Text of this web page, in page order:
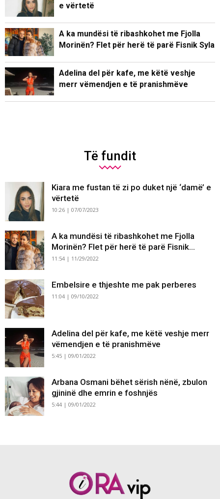
e vërtetë
A ka mundësi të ribashkohet me Fjolla
Morinën? Flet për herë të parë Fisnik Syla
Adelina del për kafe, me këtë veshje
merr vëmendjen e të pranishmëve
Të fundit
Kiara me fustan të zi po duket një ‘damë’ e
vërtetë
10:26 | 07/07/2023
A ka mundësi të ribashkohet me Fjolla
Morinën? Flet për herë të parë Fisnik...
11:54 | 11/29/2022
Embelsire e thjeshte me pak perberes
11:04 | 09/10/2022
Adelina del për kafe, me këtë veshje merr
vëmendjen e të pranishmëve
5:45 | 09/01/2022
Arbana Osmani bëhet sërish nënë, zbulon
gjininë dhe emrin e foshnjës
5:44 | 09/01/2022